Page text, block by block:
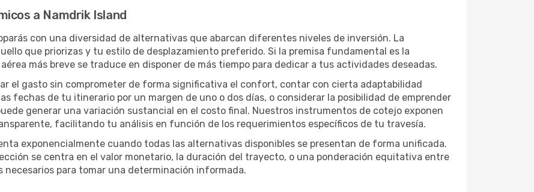
a Namdrik Island
con una diversidad de alternativas que abarcan diferentes niveles de inversión. La
que priorizas y tu estilo de desplazamiento preferido. Si la premisa fundamental es la
más breve se traduce en disponer de más tiempo para dedicar a tus actividades deseadas.
el gasto sin comprometer de forma significativa el confort, contar con cierta adaptabilidad
fechas de tu itinerario por un margen de uno o dos días, o considerar la posibilidad de emprender
generar una variación sustancial en el costo final. Nuestros instrumentos de cotejo exponen
facilitando tu análisis en función de los requerimientos específicos de tu travesía.
exponencialmente cuando todas las alternativas disponibles se presentan de forma unificada.
se centra en el valor monetario, la duración del trayecto, o una ponderación equitativa entre
necesarios para tomar una determinación informada.